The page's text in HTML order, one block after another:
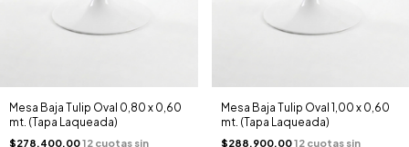
Mesa Baja Tulip Oval 0,80 x 0,60
mt. (Tapa Laqueada)
$278.400,00
Mesa Baja Tulip Oval 1,00 x 0,60
mt. (Tapa Laqueada)
$288.900,00